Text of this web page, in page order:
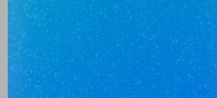
Юникор Агент
Приложение для агентов Unikor
Скачивай приложение на свой смартфон
Стоимость объектов недвижимости и иных товаров
и услуг,
не включенных в «Прайс-лист» носит
исключительно